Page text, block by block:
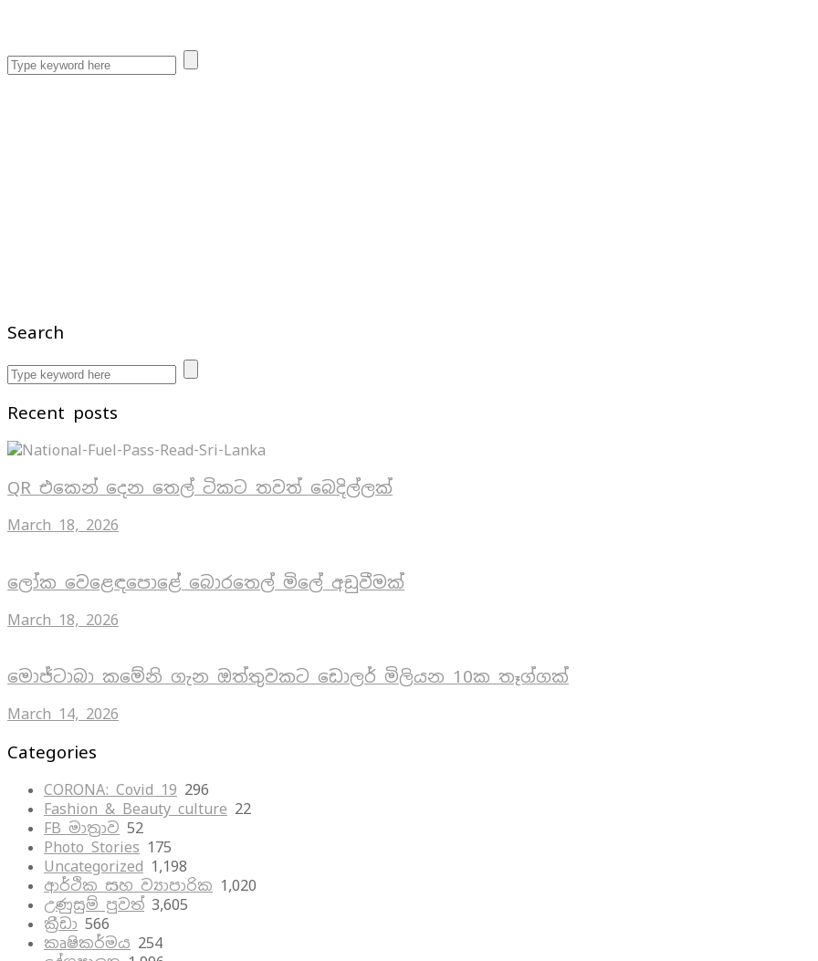
Search
Recent posts
QR එකෙන් දෙන තෙල් ටිකට තවත් බෙදිල්ලක්
March 18, 2026
ලෝක වෙළෙඳපොළේ බොරතෙල් මිලේ අඩුවීමක්
March 18, 2026
මොජ්ටාබා කමේනි ගැන ඔත්තුවකට ඩොලර් මිලියන 10ක තෑග්ගක්
March 14, 2026
Categories
CORONA: Covid 19 296
Fashion & Beauty culture 22
FB මාත්‍රාව 52
Photo Stories 175
Uncategorized 1,198
ආර්ථික සහ ව්‍යාපාරික 1,020
උණුසුම් පුවත් 3,605
ක්‍රීඩා 566
කෘෂිකර්මය 254